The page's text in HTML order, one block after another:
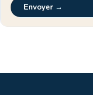
Envoyer →